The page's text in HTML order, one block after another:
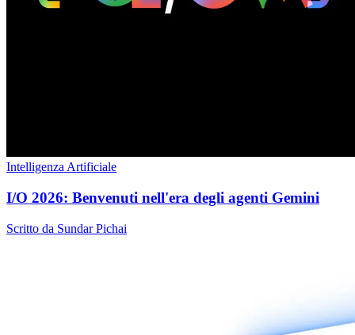
Intelligenza Artificiale
I/O 2026: Benvenuti nell'era degli agenti Gemini
Scritto da Sundar Pichai